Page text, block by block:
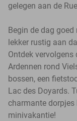
gelegen aan de
Begin de dag
lekker rustig aan
Ontdek
Ardennen rond
bossen, een
Lac des Doyards.
charmante dorpjes
minivakantie!